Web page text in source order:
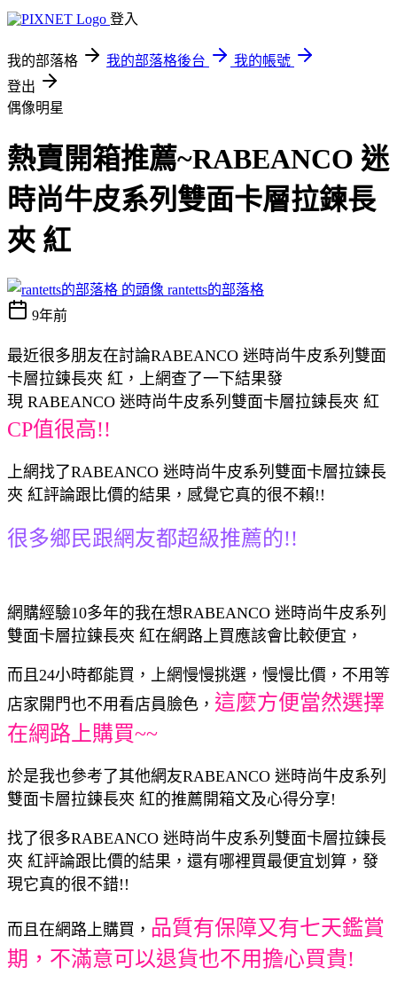
登入
我的部落格 我的部落格後台
我的帳號
登出
偶像明星
熱賣開箱推薦~RABEANCO 迷
時尚牛皮系列雙面卡層拉鍊長
夾 紅
rantetts的部落格
9年前
最近很多朋友在討論RABEANCO 迷時尚牛皮系列雙面
卡層拉鍊長夾 紅，上網查了一下結果發
現 RABEANCO 迷時尚牛皮系列雙面卡層拉鍊長夾 紅
CP值很高!!
上網找了RABEANCO 迷時尚牛皮系列雙面卡層拉鍊長
夾 紅評論跟比價的結果，感覺它真的很不賴!!
很多鄉民跟網友都超級推薦的!!
網購經驗10多年的我在想RABEANCO 迷時尚牛皮系列
雙面卡層拉鍊長夾 紅在網路上買應該會比較便宜，
而且24小時都能買，上網慢慢挑選，慢慢比價，不用等
店家開門也不用看店員臉色， 這麼方便當然選擇
在網路上購買~~
於是我也參考了其他網友RABEANCO 迷時尚牛皮系列
雙面卡層拉鍊長夾 紅的推薦開箱文及心得分享!
找了很多RABEANCO 迷時尚牛皮系列雙面卡層拉鍊長
夾 紅評論跟比價的結果，還有哪裡買最便宜划算，發
現它真的很不錯!!
而且在網路上購買， 品質有保障又有七天鑑賞
期，不滿意可以退貨也不用擔心買貴!